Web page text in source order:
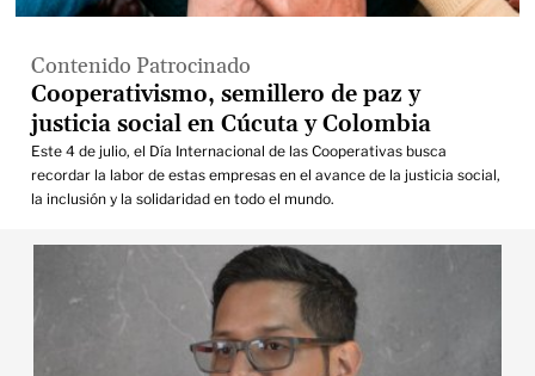
Contenido Patrocinado
Cooperativismo, semillero de paz y
justicia social en Cúcuta y Colombia
Este 4 de julio, el Día Internacional de las Cooperativas busca
recordar la labor de estas empresas en el avance de la justicia social,
la inclusión y la solidaridad en todo el mundo.